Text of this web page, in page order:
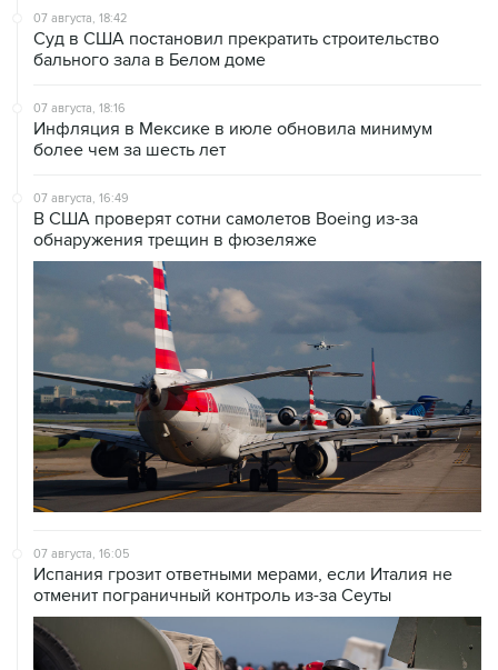
07 августа, 18:42
Суд в США постановил прекратить строительство
бального зала в Белом доме
07 августа, 18:16
Инфляция в Мексике в июле обновила минимум
более чем за шесть лет
07 августа, 16:49
В США проверят сотни самолетов Boeing из-за
обнаружения трещин в фюзеляже
07 августа, 16:05
Испания грозит ответными мерами, если Италия не
отменит пограничный контроль из-за Сеуты